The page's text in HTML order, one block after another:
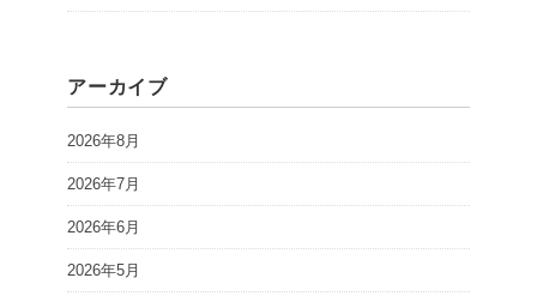
アーカイブ
2026年8月
2026年7月
2026年6月
2026年5月